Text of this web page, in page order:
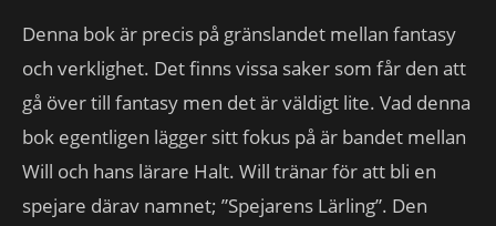
Denna bok är precis på gränslandet mellan fantasy
och verklighet. Det finns vissa saker som får den att
gå över till fantasy men det är väldigt lite. Vad denna
bok egentligen lägger sitt fokus på är bandet mellan
Will och hans lärare Halt. Will tränar för att bli en
spejare därav namnet; ”Spejarens Lärling”. Den